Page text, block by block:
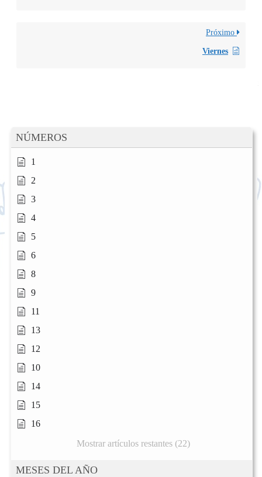
NÚMEROS
1
2
3
4
5
6
8
9
11
13
12
10
14
15
16
Mostrar artículos restantes (22)
MESES DEL AÑO
Próximo
Viernes